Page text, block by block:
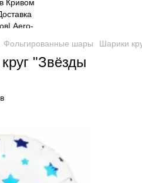
Фольгированные шары Шарики
"Звёзды